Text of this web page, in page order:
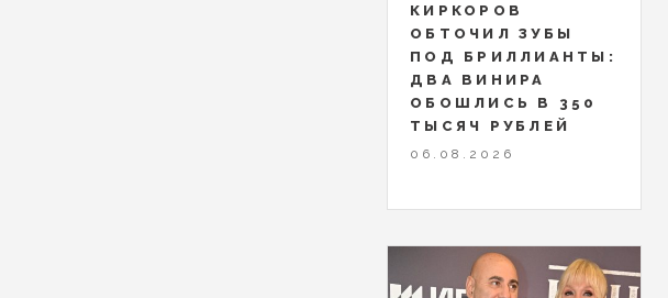
КИРКОРОВ
ОБТОЧИЛ ЗУБЫ
ПОД БРИЛЛИАНТЫ:
ДВА ВИНИРА
ОБОШЛИСЬ В 350
ТЫСЯЧ РУБЛЕЙ
06.08.2026